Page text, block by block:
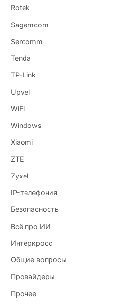
Rotek
Sagemcom
Sercomm
Tenda
TP-Link
Upvel
WiFi
Windows
Xiaomi
ZTE
Zyxel
IP-телефония
Безопасность
Всё про ИИ
Интеркросс
Общие вопросы
Провайдеры
Прочее